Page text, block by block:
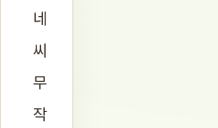
네
씨
무
작